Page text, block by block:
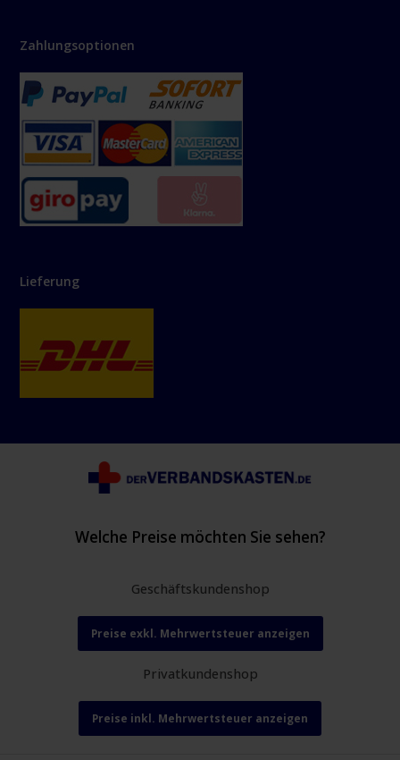
Zahlungsoptionen
Lieferung
Welche Preise möchten Sie sehen?
Geschäftskundenshop
Preise exkl. Mehrwertsteuer anzeigen
Privatkundenshop
Preise inkl. Mehrwertsteuer anzeigen